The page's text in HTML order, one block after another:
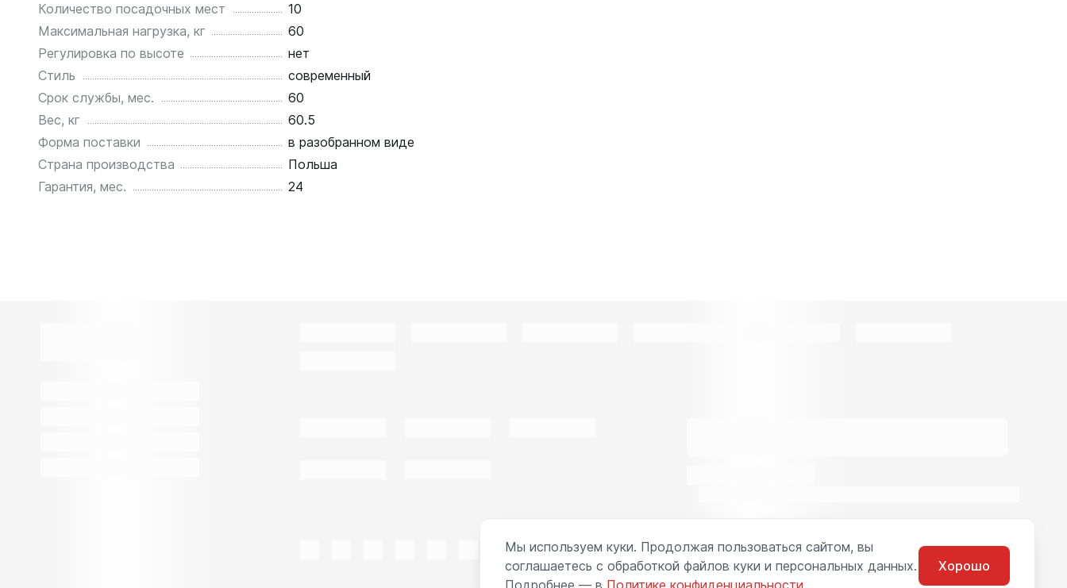
Количество посадочных мест
10
Максимальная нагрузка, кг
60
Регулировка по высоте
нет
Стиль
современный
Срок службы, мес.
60
Вес, кг
60.5
Форма поставки
в разобранном виде
Страна производства
Польша
Гарантия, мес.
24
Мы используем куки. Продолжая пользоваться сайтом, вы
соглашаетесь с обработкой файлов куки и персональных данных.
Подробнее — в Политике конфиденциальности
Хорошо